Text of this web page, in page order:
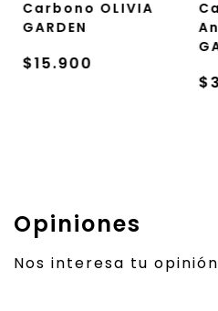
Carbono OLIVIA
GARDEN
$15.900
Opiniones
Nos interesa tu